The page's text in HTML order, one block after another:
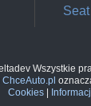
Wszystkie
ChceAuto.pl
Cookies|